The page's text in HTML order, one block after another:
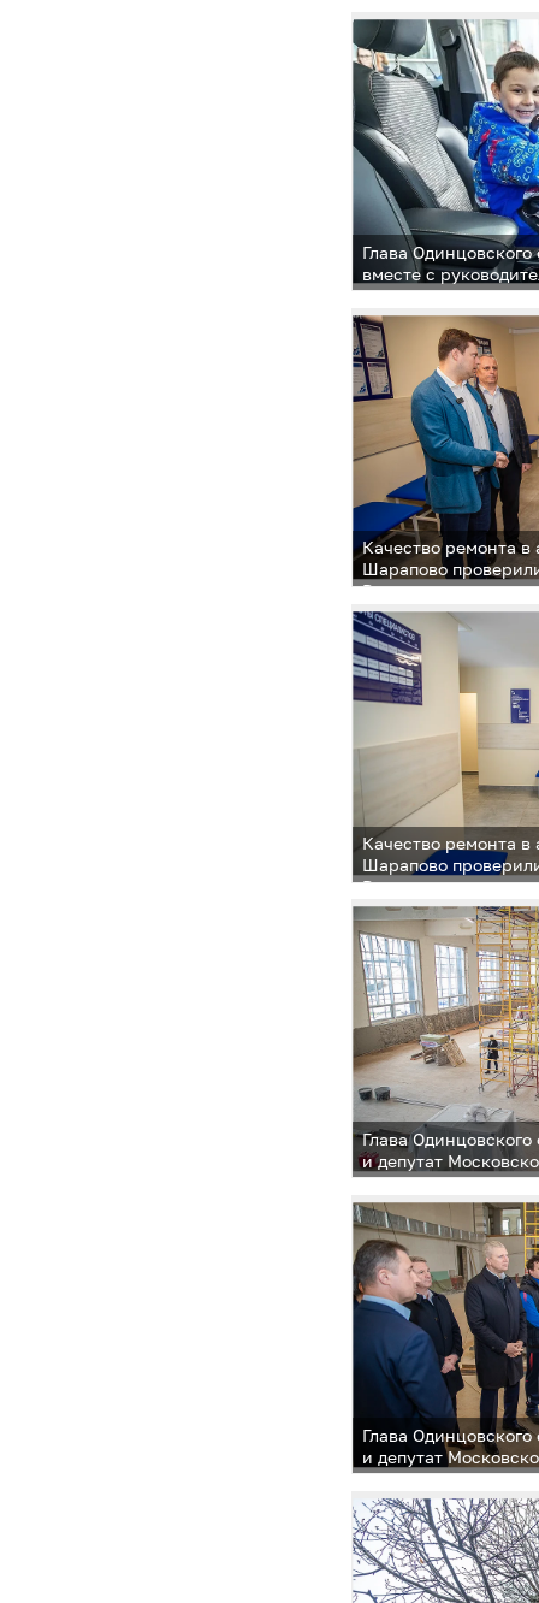
из основных
стал Одинцовский
и отдыха имени
Глава
вместе с
филиала Фонда
Ольгой Ермаковой и
Ассоциации
муниципалитета
Специальной
Гришаю ключи от
«Москвич-3»
Качество ремонта в
Шарапово
Рожнов
Качество ремонта в
Шарапово
Рожнов
Глава
и депутат
Рожнов во вторник,
ход капитального
оздоровительного
школы «Старый
Глава
и депутат
Рожнов во вторник,
ход капитального
оздоровительного
школы «Старый